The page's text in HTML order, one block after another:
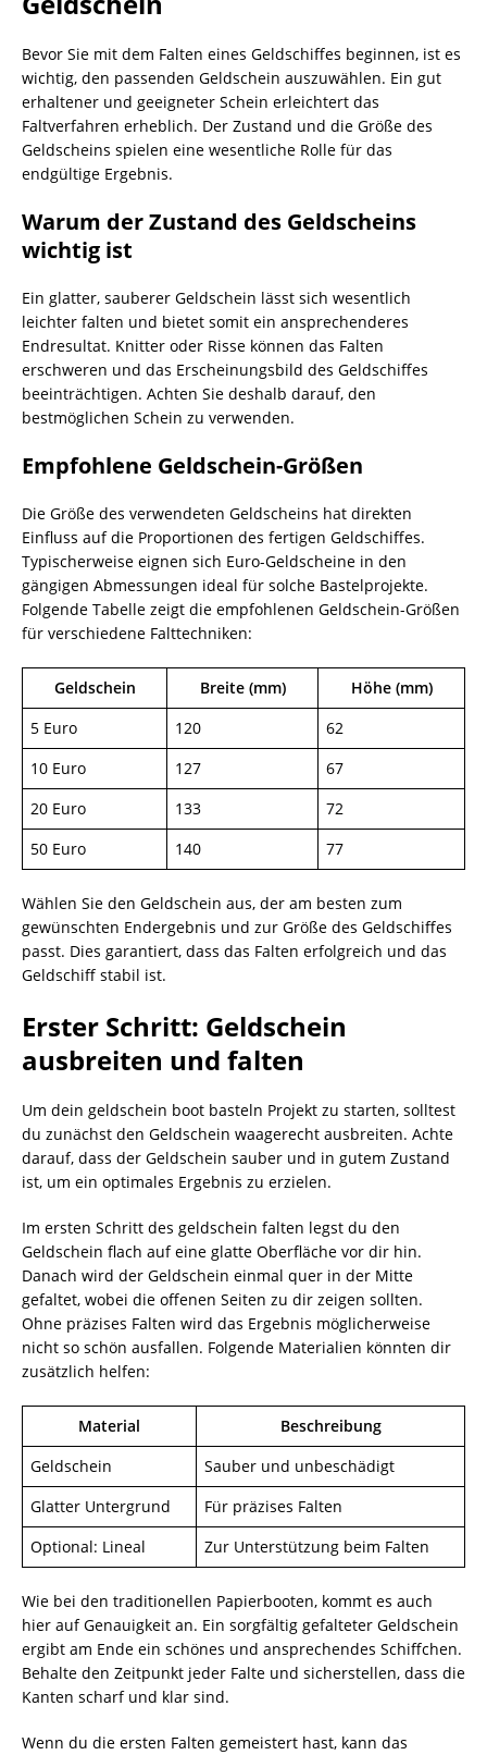
Bevor Sie mit dem Falten eines Geldschiffes beginnen, ist es
wichtig, den passenden Geldschein auszuwählen. Ein gut
erhaltener und geeigneter Schein erleichtert das
Faltverfahren erheblich. Der Zustand und die Größe des
Geldscheins spielen eine wesentliche Rolle für das
endgültige Ergebnis.
Warum der Zustand des Geldscheins
wichtig ist
Ein glatter, sauberer Geldschein lässt sich wesentlich
leichter falten und bietet somit ein ansprechenderes
Endresultat. Knitter oder Risse können das Falten
erschweren und das Erscheinungsbild des Geldschiffes
beeinträchtigen. Achten Sie deshalb darauf, den
bestmöglichen Schein zu verwenden.
Empfohlene Geldschein-Größen
Die Größe des verwendeten Geldscheins hat direkten
Einfluss auf die Proportionen des fertigen Geldschiffes.
Typischerweise eignen sich Euro-Geldscheine in den
gängigen Abmessungen ideal für solche Bastelprojekte.
Folgende Tabelle zeigt die empfohlenen Geldschein-Größen
für verschiedene Falttechniken:
Geldschein Breite (mm)
Höhe (mm)
5 Euro
120
62
10 Euro
127
67
20 Euro
133
72
50 Euro
140 77
Wählen Sie den Geldschein aus, der am besten zum
gewünschten Endergebnis und zur Größe des Geldschiffes
passt. Dies garantiert, dass das Falten erfolgreich und das
Geldschiff stabil ist.
Erster Schritt: Geldschein
ausbreiten und falten
Um dein geldschein boot basteln Projekt zu starten, solltest
du zunächst den Geldschein waagerecht ausbreiten. Achte
darauf, dass der Geldschein sauber und in gutem Zustand
ist, um ein optimales Ergebnis zu erzielen.
Im ersten Schritt des geldschein falten legst du den
Geldschein flach auf eine glatte Oberfläche vor dir hin.
Danach wird der Geldschein einmal quer in der Mitte
gefaltet, wobei die offenen Seiten zu dir zeigen sollten.
Ohne präzises Falten wird das Ergebnis möglicherweise
nicht so schön ausfallen. Folgende Materialien könnten dir
zusätzlich helfen:
Material
Beschreibung
Geldschein
Sauber und unbeschädigt
Glatter Untergrund
Für präzises Falten
Optional: Lineal
Zur Unterstützung beim Falten
Wie bei den traditionellen Papierbooten, kommt es auch
hier auf Genauigkeit an. Ein sorgfältig gefalteter Geldschein
ergibt am Ende ein schönes und ansprechendes Schiffchen.
Behalte den Zeitpunkt jeder Falte und sicherstellen, dass die
Kanten scharf und klar sind.
Wenn du die ersten Falten gemeistert hast, kann das